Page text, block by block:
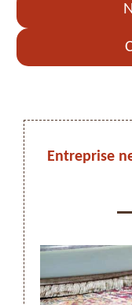
Entreprise